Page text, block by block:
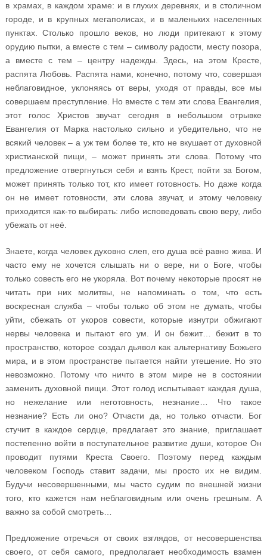
в храмах, в каждом храме: и в глухих деревнях, и в столичном
городе, и в крупных мегаполисах, и в маленьких населенных
пунктах. Столько прошло веков, но люди притекают к этому
орудию пытки, а вместе с тем – символу радости, месту позора,
а вместе с тем – центру надежды. Здесь, на этом Кресте,
распята Любовь. Распята нами, конечно, потому что, совершая
неблаговидное, уклоняясь от веры, уходя от правды, все мы
совершаем преступление. Но вместе с тем эти слова Евангелия,
этот голос Христов звучат сегодня в небольшом отрывке
Евангелия от Марка настолько сильно и убедительно, что не
всякий человек – а уж тем более те, кто не вкушает от духовной
христианской пищи, – может принять эти слова. Потому что
предложение отвергнуться себя и взять Крест, пойти за Богом,
может принять только тот, кто имеет готовность. Но даже когда
он не имеет готовности, эти слова звучат, и этому человеку
приходится как-то выбирать: либо исповедовать свою веру, либо
убежать от неё.
Знаете, когда человек духовно слеп, его душа всё равно жива. И
часто ему не хочется слышать ни о вере, ни о Боге, чтобы
только совесть его не укоряла. Вот почему некоторые просят не
читать при них молитвы, не напоминать о том, что есть
воскресная служба – чтобы только об этом не думать, чтобы
уйти, сбежать от укоров совести, которые изнутри обжигают
нервы человека и пытают его ум. И он бежит… бежит в то
пространство, которое создал дьявол как альтернативу Божьего
мира, и в этом пространстве пытается найти утешение. Но это
невозможно. Потому что ничто в этом мире не в состоянии
заменить духовной пищи. Этот голод испытывает каждая душа,
но нежелание или неготовность, незнание… Что такое
незнание? Есть ли оно? Отчасти да, но только отчасти. Бог
стучит в каждое сердце, предлагает это знание, приглашает
постепенно войти в поступательное развитие души, которое Он
проводит путями Креста Своего. Поэтому перед каждым
человеком Господь ставит задачи, мы просто их не видим.
Будучи несовершенными, мы часто судим по внешней жизни
того, кто кажется нам неблаговидным или очень грешным. А
важно за собой смотреть…
Предложение отречься от своих взглядов, от несовершенства
своего, от себя самого, предполагает необходимость взамен